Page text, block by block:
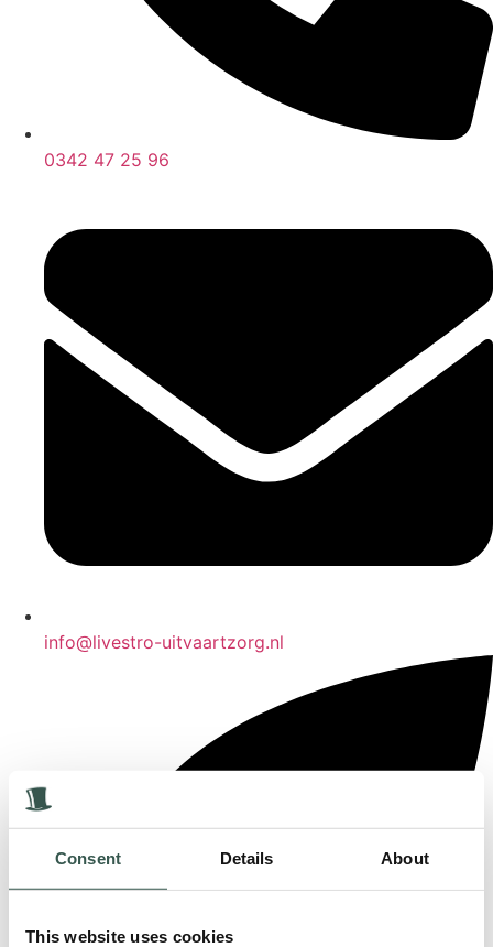
Consent Details About
This website uses cookies
0342 47 25 96
info@livestro-uitvaartzorg.nl